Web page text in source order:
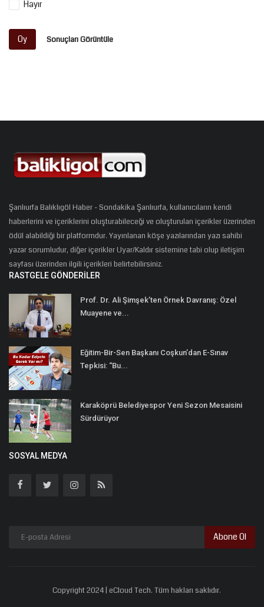
Hayır
Oy Sonuçları Görüntüle
Şanlıurfa Balıklıgöl Haber - Sondakika Şanlıurfa, kullanıcıların kendi
haberlerini ve içeriklerini oluşturabileceği ve oluşturulan içerikler üzerinden
ödül alabildiği bir platformdur. Yayınlanan köşe yazılarından yazı sahibi
yazar sorumludur, diğer içerikler Uyar/Kaldır sistemine tabi olup iletişim
sayfası üzerinden ilgili içerikleri belirtebilirsiniz.
RASTGELE GÖNDERILER
Prof. Dr. Ali Şimşek’ten Örnek Davranış: Özel
Muayene ve...
Eğitim-Bir-Sen Başkanı Coşkun’dan E-Sınav
Tepkisi: “Bu...
Karaköprü Belediyespor Yeni Sezon Mesaisini
Sürdürüyor
SOSYAL MEDYA
Abone Ol
Copyright 2024 | eCloud Tech. Tüm hakları saklıdır.